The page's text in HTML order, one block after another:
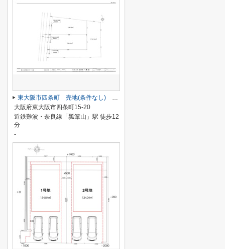
東大阪市四条町 売地(条件なし) １号地
大阪府東大阪市四条町15-20
近鉄難波・奈良線「瓢箪山」駅 徒歩12
分
-